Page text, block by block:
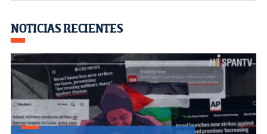
o
k
m n
tir
NOTICIAS RECIENTES